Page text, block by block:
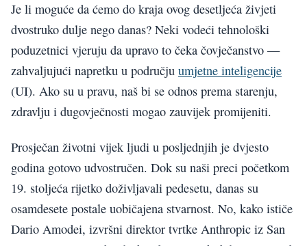
Je li moguće da ćemo do kraja ovog desetljeća živjeti
dvostruko dulje nego danas? Neki vodeći tehnološki
poduzetnici vjeruju da upravo to čeka čovječanstvo —
zahvaljujući napretku u području umjetne inteligencije
(UI). Ako su u pravu, naš bi se odnos prema starenju,
zdravlju i dugovječnosti mogao zauvijek promijeniti.
Prosječan životni vijek ljudi u posljednjih je dvjesto
godina gotovo udvostručen. Dok su naši preci početkom
19. stoljeća rijetko doživljavali pedesetu, danas su
osamdesete postale uobičajena stvarnost. No, kako ističe
Dario Amodei, izvršni direktor tvrtke Anthropic iz San